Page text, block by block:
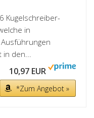
Kugelschreiber-
in
in den...
10,97 EUR
*Zum Angebot »